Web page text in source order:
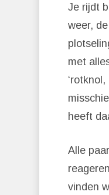
Je rijdt
weer,
met
heeft
Alle
vinden